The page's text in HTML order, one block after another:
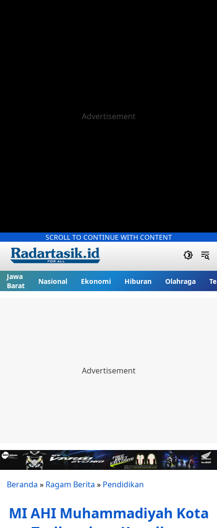
SCROLL TO CONTINUE WITH CONTENT
Jawa
Barat
Nasional Ekonomi Hiburan Olahraga
Beranda » Ragam Berita » Pendidikan
MI AHI Muhammadiyah Kota